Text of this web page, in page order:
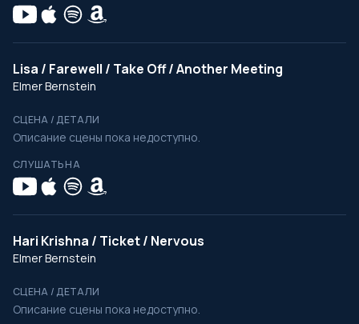
Lisa / Farewell / Take Off / Another Meeting
Elmer Bernstein
СЦЕНА / ДЕТАЛИ
Описание сцены пока недоступно.
СЛУШАТЬ НА
Hari Krishna / Ticket / Nervous
Elmer Bernstein
СЦЕНА / ДЕТАЛИ
Описание сцены пока недоступно.